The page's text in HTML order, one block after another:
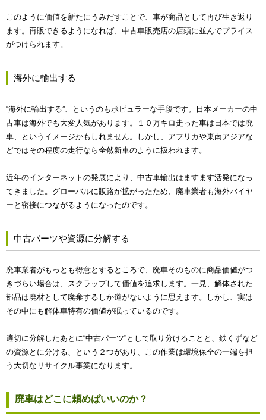
このように価値を新たにうみだすことで、車が商品として再び生き返り
ます。再販できるようになれば、中古車販売店の店頭に並んでプライス
がつけられます。
海外に輸出する
“海外に輸出する”、というのもポピュラーな手段です。日本メーカーの中
古車は海外でも大変人気があります。１０万キロ走った車は日本では廃
車、というイメージかもしれません。しかし、アフリカや東南アジアな
どではその程度の走行なら全然新車のように扱われます。
近年のインターネットの発展により、中古車輸出はますます活発になっ
てきました。グローバルに販路が拡がったため、廃車業者も海外バイヤ
ーと密接につながるようになったのです。
中古パーツや資源に分解する
廃車業者がもっとも得意とするところで、廃車そのものに商品価値がつ
きづらい場合は、スクラップして価値を追求します。一見、解体された
部品は廃材として廃棄するしか道がないように思えます。しかし、実は
その中にも解体車特有の価値が眠っているのです。
適切に分解したあとに“中古パーツ”として取り分けることと、鉄くずなど
の資源とに分ける、という２つがあり、この作業は環境保全の一端を担
う大切なリサイクル事業になります。
廃車はどこに頼めばいいのか？